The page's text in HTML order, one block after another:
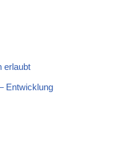
erlaubt
Entwicklung